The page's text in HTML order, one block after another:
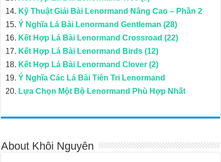
Kỹ Thuật Giải Bài Lenormand Nâng Cao – Phần 2
Ý Nghĩa Lá Bài Lenormand Gentleman (28)
Kết Hợp Lá Bài Lenormand Crossroad (22)
Kết Hợp Lá Bài Lenormand Birds (12)
Kết Hợp Lá Bài Lenormand Clover (2)
Ý Nghĩa Các Lá Bài Tiên Tri Lenormand
Lựa Chọn Một Bộ Lenormand Phù Hợp Nhất
About Khôi Nguyên